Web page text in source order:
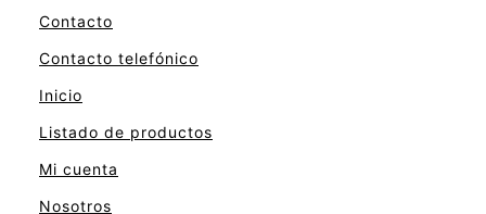
Contacto
Contacto telefónico
Inicio
Listado de productos
Mi cuenta
Nosotros